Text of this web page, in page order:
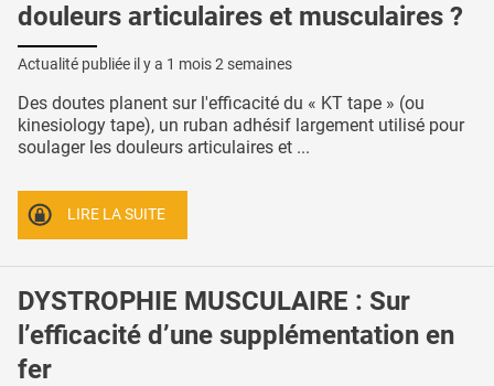
douleurs articulaires et musculaires ?
Actualité publiée il y a 1 mois 2 semaines
Des doutes planent sur l'efficacité du « KT tape » (ou
kinesiology tape), un ruban adhésif largement utilisé pour
soulager les douleurs articulaires et ...
LIRE LA SUITE
DYSTROPHIE MUSCULAIRE : Sur
l’efficacité d’une supplémentation en
fer